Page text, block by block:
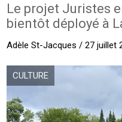
Le projet Juristes
bientôt déployé à
Adèle St-Jacques / 27 juillet
CULTURE